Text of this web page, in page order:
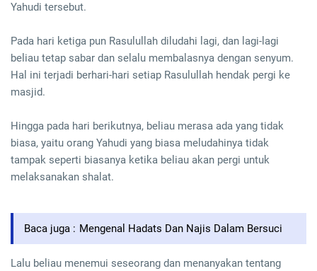
Yahudi tersebut.
Pada hari ketiga pun Rasulullah diludahi lagi, dan lagi-lagi
beliau tetap sabar dan selalu membalasnya dengan senyum.
Hal ini terjadi berhari-hari setiap Rasulullah hendak pergi ke
masjid.
Hingga pada hari berikutnya, beliau merasa ada yang tidak
biasa, yaitu orang Yahudi yang biasa meludahinya tidak
tampak seperti biasanya ketika beliau akan pergi untuk
melaksanakan shalat.
Baca juga : Mengenal Hadats Dan Najis Dalam Bersuci
Lalu beliau menemui seseorang dan menanyakan tentang